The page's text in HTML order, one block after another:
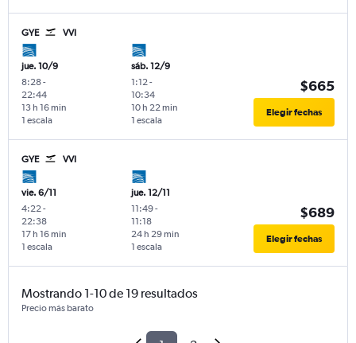
GYE VVI
jue. 10/9
8:28-
22:44
1 escala
13 h 16 min
sáb. 12/9
1:12-
10:34
1 escala
10 h 22 min
$665
Elegir fechas
GYE VVI
vie. 6/11
4:22-
22:38
1 escala
17 h 16 min
jue. 12/11
11:49-
11:18
1 escala
24 h 29 min
$689
Elegir fechas
Mostrando 1-10 de 19 resultados
Precio más barato